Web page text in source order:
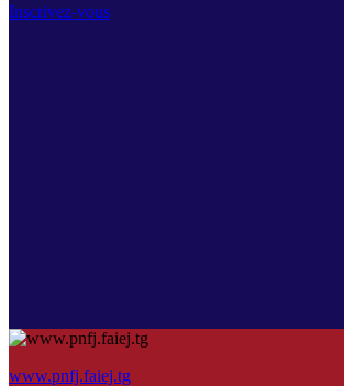
Inscrivez-vous
www.pnfj.faiej.tg